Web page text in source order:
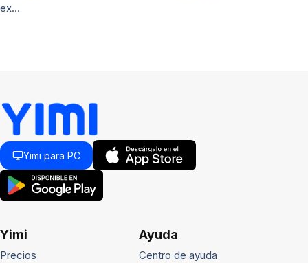
ex…
Yimi para PC
Yimi
Precios
Ayuda
Centro de ayuda